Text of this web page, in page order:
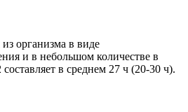
организма в виде
и в небольшом количестве в
в среднем 27 ч (20-30 ч).